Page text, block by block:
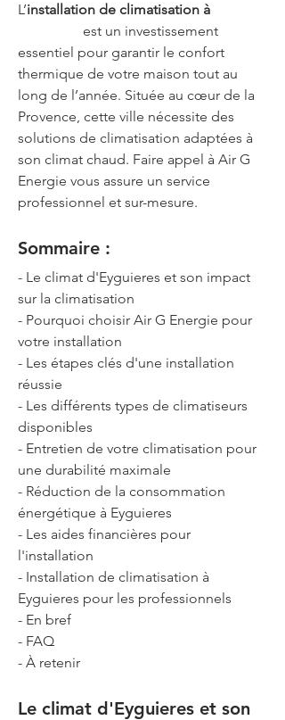
L’installation de climatisation à
est un investissement
essentiel pour garantir le confort
thermique de votre maison tout au
long de l’année. Située au cœur de la
Provence, cette ville nécessite des
solutions de climatisation adaptées à
son climat chaud. Faire appel à Air G
Energie vous assure un service
professionnel et sur-mesure.
Sommaire :
- Le climat d'Eyguieres et son impact
sur la climatisation
- Pourquoi choisir Air G Energie pour
votre installation
- Les étapes clés d'une installation
réussie
- Les différents types de climatiseurs
disponibles
- Entretien de votre climatisation pour
une durabilité maximale
- Réduction de la consommation
énergétique à Eyguieres
- Les aides financières pour
l'installation
- Installation de climatisation à
Eyguieres pour les professionnels
- En bref
- FAQ
- À retenir
Le climat d'Eyguieres et son